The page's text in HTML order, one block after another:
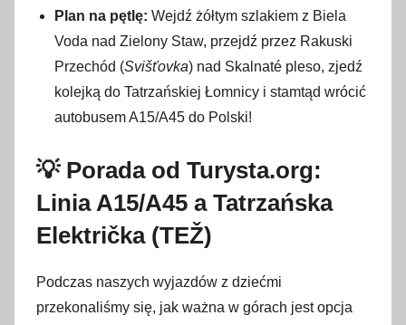
Plan na pętlę: Wejdź żółtym szlakiem z Biela
Voda nad Zielony Staw, przejdź przez Rakuski
Przechód (Svišťovka) nad Skalnaté pleso, zjedź
kolejką do Tatrzańskiej Łomnicy i stamtąd wrócić
autobusem A15/A45 do Polski!
💡 Porada od Turysta.org:
Linia A15/A45 a Tatrzańska
Električka (TEŽ)
Podczas naszych wyjazdów z dziećmi
przekonaliśmy się, jak ważna w górach jest opcja